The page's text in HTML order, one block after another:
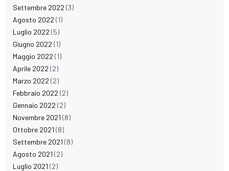
Settembre 2022 (3)
Agosto 2022 (1)
Luglio 2022 (5)
Giugno 2022 (1)
Maggio 2022 (1)
Aprile 2022 (2)
Marzo 2022 (2)
Febbraio 2022 (2)
Gennaio 2022 (2)
Novembre 2021 (8)
Ottobre 2021 (8)
Settembre 2021 (8)
Agosto 2021 (2)
Luglio 2021 (2)